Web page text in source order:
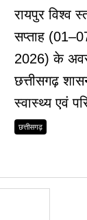
रायपुर विश्व
सप्ताह
2026) के
छत्तीसगढ़
स्वास्थ्य एवं
छत्तीसगढ़